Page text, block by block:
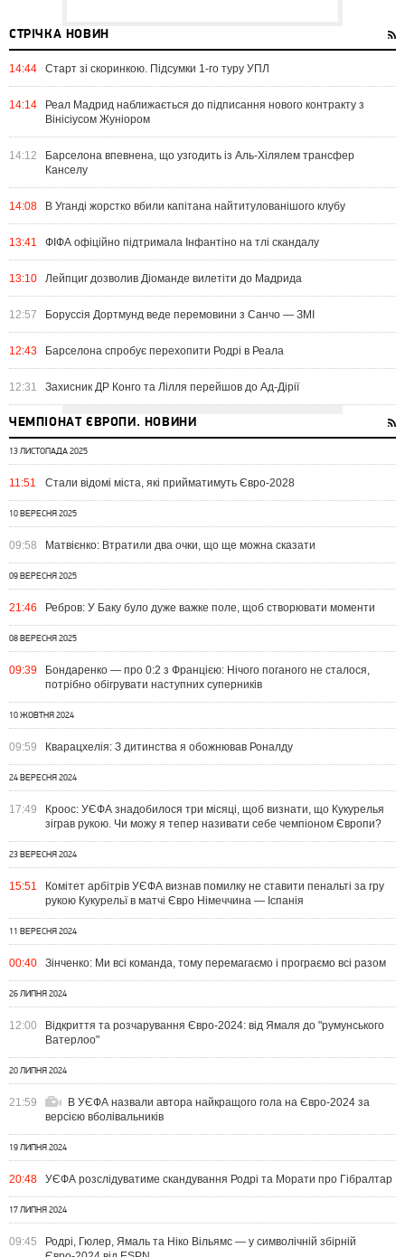
СТРІЧКА НОВИН
14:44 Старт зі скоринкою. Підсумки 1-го туру УПЛ
14:14
Реал Мадрид наближається до підписання нового контракту з
Вінісіусом Жуніором
14:12
Барселона впевнена, що узгодить із Аль-Хілялем трансфер
Канселу
14:08 В Уганді жорстко вбили капітана найтитулованішого клубу
13:41 ФІФА офіційно підтримала Інфантіно на тлі скандалу
13:10 Лейпциг дозволив Діоманде вилетіти до Мадрида
12:57 Боруссія Дортмунд веде перемовини з Санчо — ЗМІ
12:43 Барселона спробує перехопити Родрі в Реала
12:31 Захисник ДР Конго та Лілля перейшов до Ад-Дірії
ЧЕМПІОНАТ ЄВРОПИ. НОВИНИ
13 ЛИСТОПАДА 2025
11:51 Стали відомі міста, які прийматимуть Євро-2028
10 ВЕРЕСНЯ 2025
09:58 Матвієнко: Втратили два очки, що ще можна сказати
09 ВЕРЕСНЯ 2025
21:46 Ребров: У Баку було дуже важке поле, щоб створювати моменти
08 ВЕРЕСНЯ 2025
09:39
Бондаренко — про 0:2 з Францією: Нічого поганого не сталося,
потрібно обігрувати наступних суперників
10 ЖОВТНЯ 2024
09:59 Кварацхелія: З дитинства я обожнював Роналду
24 ВЕРЕСНЯ 2024
17:49
Кроос: УЄФА знадобилося три місяці, щоб визнати, що Кукурелья
зіграв рукою. Чи можу я тепер називати себе чемпіоном Європи?
23 ВЕРЕСНЯ 2024
15:51
Комітет арбітрів УЄФА визнав помилку не ставити пенальті за гру
рукою Кукурельї в матчі Євро Німеччина — Іспанія
11 ВЕРЕСНЯ 2024
00:40 Зінченко: Ми всі команда, тому перемагаємо і програємо всі разом
26 ЛИПНЯ 2024
12:00
Відкриття та розчарування Євро-2024: від Ямаля до "румунського
Ватерлоо"
20 ЛИПНЯ 2024
21:59
В УЄФА назвали автора найкращого гола на Євро-2024 за
версією вболівальників
19 ЛИПНЯ 2024
20:48 УЄФА розслідуватиме скандування Родрі та Морати про Гібралтар
17 ЛИПНЯ 2024
09:45
Родрі, Гюлер, Ямаль та Ніко Вільямс — у символічній збірній